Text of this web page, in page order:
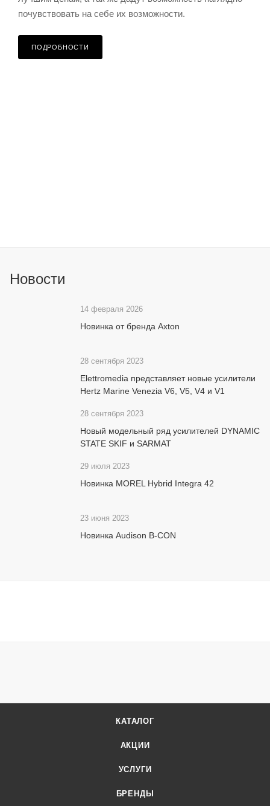
почувствовать на себе их возможности.
ПОДРОБНОСТИ
Новости
14 февраля 2026
Новинка от бренда Axton
28 сентября 2023
Elettromedia представляет новые усилители
Hertz Marine Venezia V6, V5, V4 и V1
28 сентября 2023
Новый модельный ряд усилителей DYNAMIC
STATE SKIF и SARMAT
29 июля 2023
Новинка MOREL Hybrid Integra 42
23 июня 2023
Новинка Audison B-CON
КАТАЛОГ
АКЦИИ
УСЛУГИ
БРЕНДЫ